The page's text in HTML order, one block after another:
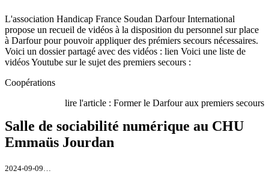
L'association Handicap France Soudan Darfour International
propose un recueil de vidéos à la disposition du personnel sur place
à Darfour pour pouvoir appliquer des prémiers secours nécessaires.
Voici un dossier partagé avec des vidéos : lien Voici une liste de
vidéos Youtube sur le sujet des premiers secours :
Coopérations
lire l'article : Former le Darfour aux premiers secours
Salle de sociabilité numérique au CHU
Emmaüs Jourdan
2024-09-09…